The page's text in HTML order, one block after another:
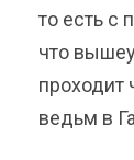
то есть с
что
проходит
ведьм в